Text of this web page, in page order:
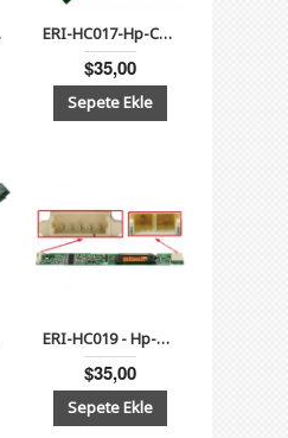
Board ERI-HC017-Hp-Compaq Business Notebook nc6000, nc6100, nc6110, nc6120, nx5000, nx6000, nx6100, nx6110, nx6120 serisi, Compaq Presario V1000 serisi Lcd İnverter Board
$35,00
ERI-HC019 - Hp-Compaq nx9000, Presario 2100, 2200, 2500, Evo n1050v, Toshiba Satellite L10, L20, Tecra L2, Acer Travelmate 660, 800, Aspire 1350 Serisi Lcd İnverter Board
$35,00